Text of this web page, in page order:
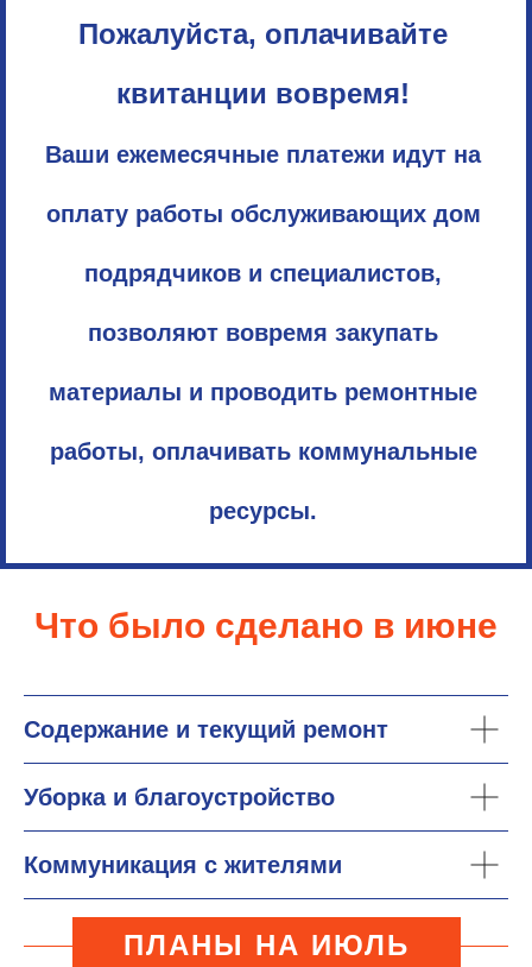
Пожалуйста, оплачивайте
квитанции вовремя!
Ваши ежемесячные платежи идут на
оплату работы обслуживающих дом
подрядчиков и специалистов,
позволяют вовремя закупать
материалы и проводить ремонтные
работы, оплачивать коммунальные
ресурсы.
Что было сделано в июне
Содержание и текущий ремонт
Уборка и благоустройство
Коммуникация с жителями
ПЛАНЫ НА ИЮЛЬ